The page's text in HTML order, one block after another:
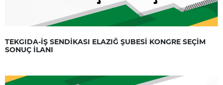
TEKGIDA-İŞ SENDİKASI ELAZIĞ ŞUBESİ KONGRE SEÇİM
SONUÇ İLANI